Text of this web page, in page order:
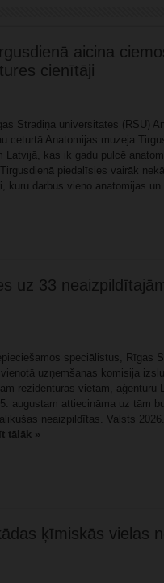
aicina
cienītāji
Stradiņa universitātes (RSU)
ceturtā Anatomijas muzeja
Latvijā, kas ik gadu pulcē
piedalīsies vairāk
kuru darbus vieno anatomijas un
uz 33
speciālistus, Rīgas
uzņemšanas komisija
rezidentūras vietām, aģentūru
augustam attiecināma uz tām
neaizpildītas. Valsts
tālāk »
ķīmiskās vielas